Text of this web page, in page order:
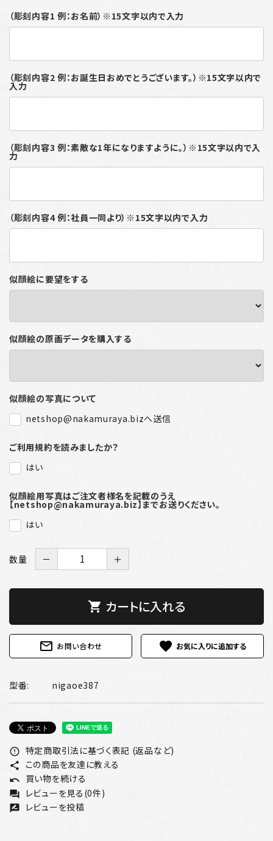
（彫刻内容1 例：お名前）※15文字以内で入力
（彫刻内容2 例：お誕生日おめでとうございます。）※15文字以内で
入力
（彫刻内容3 例：素敵な1年になりますように。）※15文字以内で入
力
（彫刻内容4 例：社員一同より）※15文字以内で入力
似顔絵に要望をする
似顔絵の原画データを購入する
似顔絵の写真について
netshop@nakamuraya.bizへ送信
ご利用規約を読みましたか？
はい
似顔絵用写真はご注文者様名を記載のうえ
【netshop@nakamuraya.biz】までお送りください。
はい
数量 － ＋
shopping_cart カートに入れる
mail_outline お問い合わせ favorite
型番: nigaoe387
error_outline 特定商取引法に基づく表記 (返品など)
share この商品を友達に教える
undo 買い物を続ける
forum レビューを見る(0件)
rate_review レビューを投稿